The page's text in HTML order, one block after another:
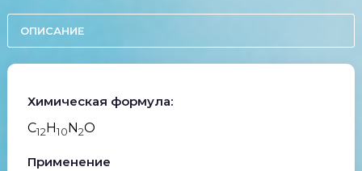
ОПИСАНИЕ
Химическая формула:
C12H10N2O
Применение